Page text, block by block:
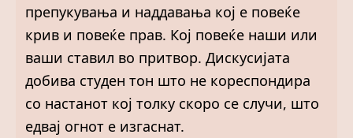
препукувања и наддавања кој е повеќе
крив и повеќе прав. Кој повеќе наши или
ваши ставил во притвор. Дискусијата
добива студен тон што не кореспондира
со настанот кој толку скоро се случи, што
едвај огнот е изгаснат.